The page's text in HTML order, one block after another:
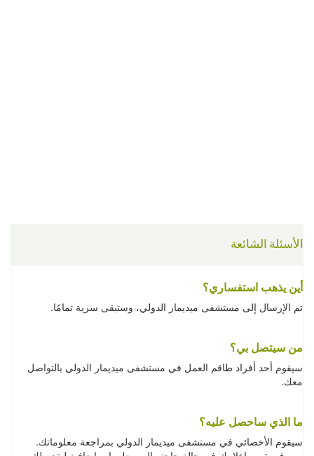
الأسئلة الشائعة
أين يذهب استفساري؟
تم الإرسال إلى مستشفى ميديمار الدولي، وستبقى سرية تمامًا.
من سيتصل بي؟
سيقوم أحد أفراد طاقم العمل في مستشفى ميديمار الدولي بالتواصل
معك.
ما الذي ساحصل عليه؟
سيقوم الأخصائي في مستشفى ميديمار الدولي بمراجعة معلوماتك.